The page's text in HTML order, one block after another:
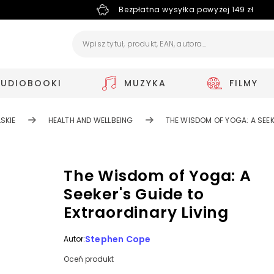
Bezpłatna wysyłka powyżej 149 zł
MUZYKA FILMY
HEALTH AND WELLBEING THE WISDOM OF YOGA: A
The Wisdom of Yoga: A
Seeker's Guide to
Extraordinary Living
Autor:Stephen Cope
Oceń produkt